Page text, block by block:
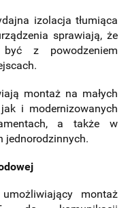
izolacja tłumiąca
sprawiają, że
z powodzeniem
montaż na małych
i modernizowanych
a także w
jednorodzinnych.
montaż